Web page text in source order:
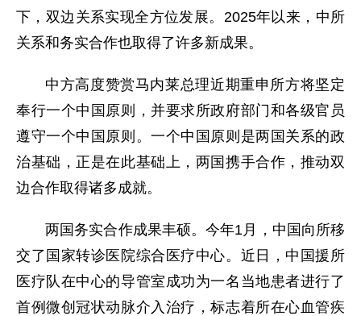
下，双边关系实现全方位发展。2025年以来，中所
关系和务实合作也取得了许多新成果。
中方高度赞赏马内莱总理近期重申所方将坚定
奉行一个中国原则，并要求所政府部门和各级官员
遵守一个中国原则。一个中国原则是两国关系的政
治基础，正是在此基础上，两国携手合作，推动双
边合作取得诸多成就。
两国务实合作成果丰硕。今年1月，中国向所移
交了国家转诊医院综合医疗中心。近日，中国援所
医疗队在中心的导管室成功为一名当地患者进行了
首例微创冠状动脉介入治疗，标志着所在心血管疾